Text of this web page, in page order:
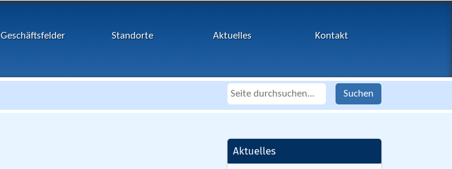
Geschäftsfelder Standorte Aktuelles Kontakt
Aktuelles